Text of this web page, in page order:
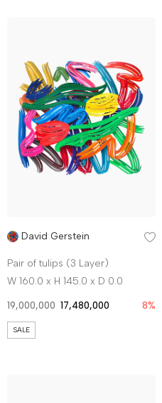
David Gerstein
Pair of tulips (3 Layer)
W 160.0 x H 145.0 x D 0.0
19,000,000 17,480,000 8%
SALE